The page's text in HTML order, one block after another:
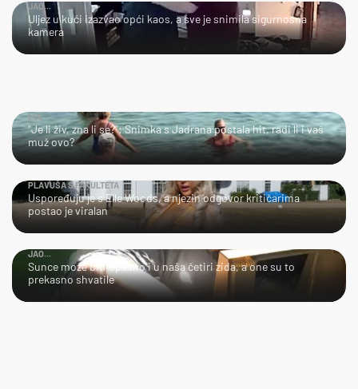
JAO...
Uljez u kući izazvao opći kaos, a sve je snimila sigurnosna
kamera
LOL
"Je li živ, zna li se?": Snimka s Jadrana postala hit, radi li i vaš
muž ovo?
PLAVUŠA S FAKULTETA
Uspoređuju je s Elle Woods, a njezin odgovor kritičarima
postao je viralan
JAO...
Sunce može biti opasno i u naša četiri zida, a one su to
prekasno shvatile